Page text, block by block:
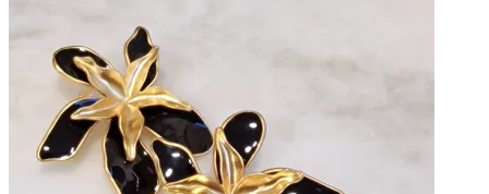
opzioni
possono
essere
scelte
nella
pagina
del
prodotto